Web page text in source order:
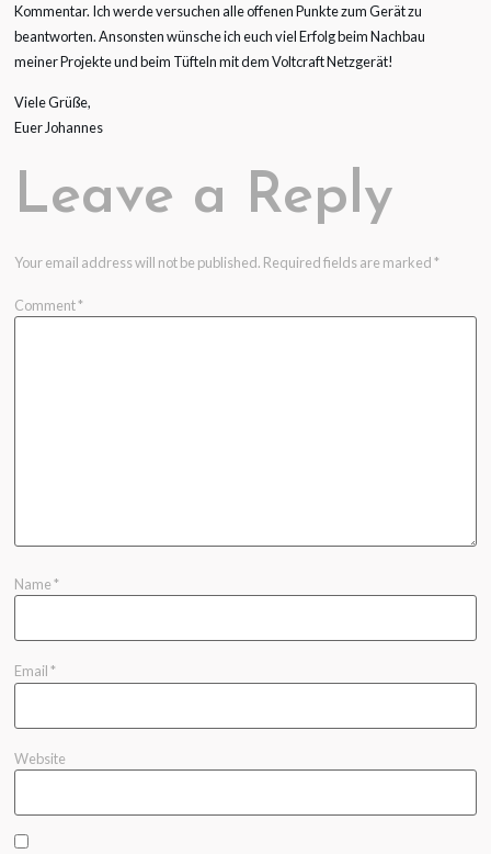
Kommentar. Ich werde versuchen alle offenen Punkte zum Gerät zu
beantworten. Ansonsten wünsche ich euch viel Erfolg beim Nachbau
meiner Projekte und beim Tüfteln mit dem Voltcraft Netzgerät!
Viele Grüße,
Euer Johannes
Leave a Reply
Your email address will not be published. Required fields are marked*
Comment*
Name*
Email*
Website